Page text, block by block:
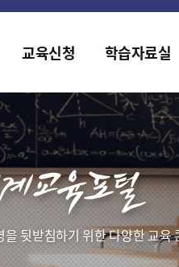
되었습니다.
교육신청 학습자료실
뒷받침하기 위한 다양한 교육